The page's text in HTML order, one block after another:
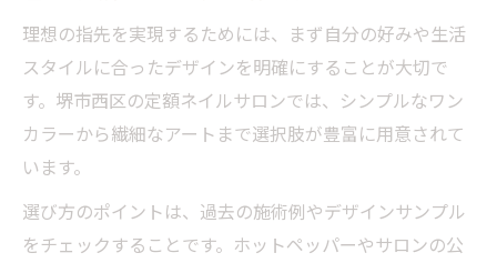
法
定額ネイル選びで重視すべき自爪ケアとは
自爪に配慮した定額ネイルサロンの選び方
満足度を高める定額ネイルの比較方法
サロンごとの定額ネイルを徹底比較するコ
ツ
理想の指先を実現するためには、まず自分の好みや生活
スタイルに合ったデザインを明確にすることが大切で
す。堺市西区の定額ネイルサロンでは、シンプルなワン
カラーから繊細なアートまで選択肢が豊富に用意されて
います。
選び方のポイントは、過去の施術例やデザインサンプル
をチェックすることです。ホットペッパーやサロンの公